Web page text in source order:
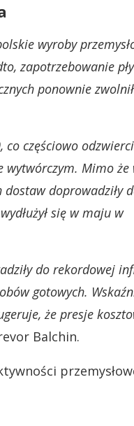
wyroby
zapotrzebowanie
ponownie
częściowo
wytwórczym. Mimo że
dostaw doprowadziły
się w maju w
do rekordowej
gotowych.
że presje
Balchin.